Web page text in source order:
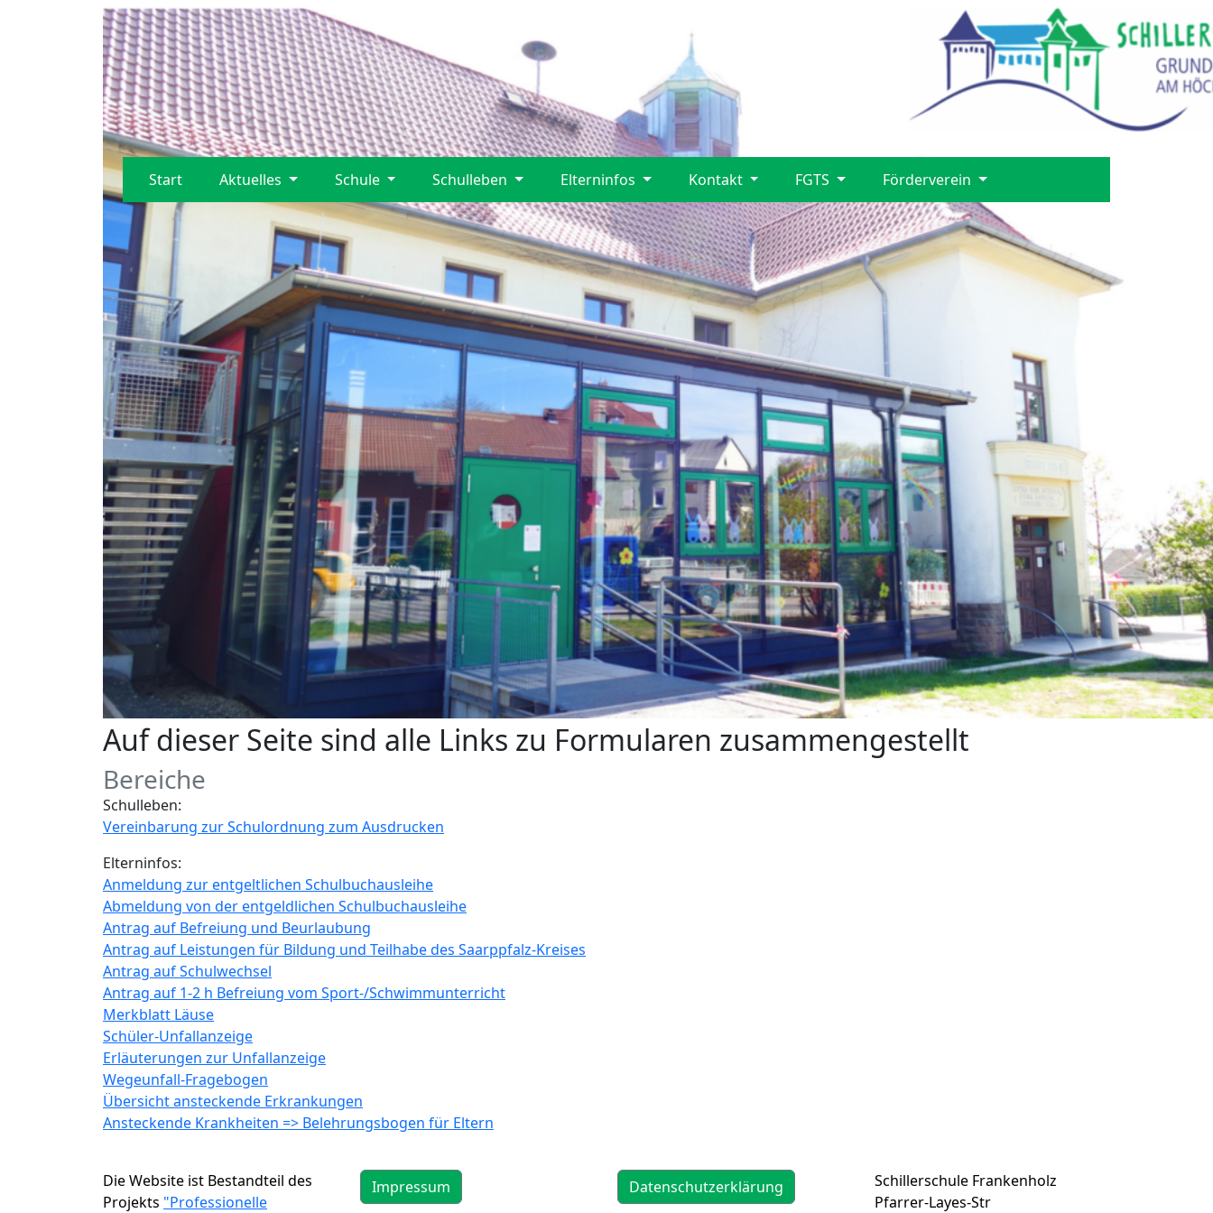
Start Aktuelles Schule Schulleben Elterninfos Kontakt FGTS Förderverein
Auf dieser Seite sind alle Links zu Formularen zusammengestellt
Bereiche
Schulleben:
Vereinbarung zur Schulordnung zum Ausdrucken
Elterninfos:
Anmeldung zur entgeltlichen Schulbuchausleihe
Abmeldung von der entgeldlichen Schulbuchausleihe
Antrag auf Befreiung und Beurlaubung
Antrag auf Leistungen für Bildung und Teilhabe des Saarppfalz-Kreises
Antrag auf Schulwechsel
Antrag auf 1-2 h Befreiung vom Sport-/Schwimmunterricht
Merkblatt Läuse
Schüler-Unfallanzeige
Erläuterungen zur Unfallanzeige
Wegeunfall-Fragebogen
Übersicht ansteckende Erkrankungen
Ansteckende Krankheiten => Belehrungsbogen für Eltern
Die Website ist Bestandteil des
Projekts "Professionelle
Impressum Datenschutzerklärung
Schillerschule Frankenholz
Pfarrer-Layes-Str